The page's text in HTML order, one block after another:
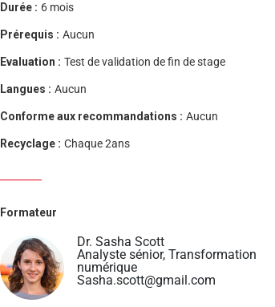
Durée : 6 mois
Prérequis : Aucun
Evaluation : Test de validation de fin de stage
Langues : Aucun
Conforme aux recommandations : Aucun
Recyclage : Chaque 2ans
Formateur
Dr. Sasha Scott
Analyste sénior, Transformation
numérique
Sasha.scott@gmail.com